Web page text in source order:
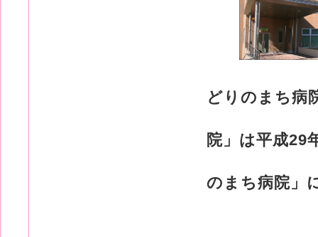
どりのまち病
院」は平成29
のまち病院」